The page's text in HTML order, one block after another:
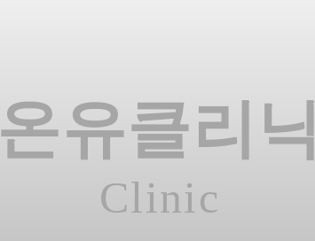
온유클리닉
Clinic